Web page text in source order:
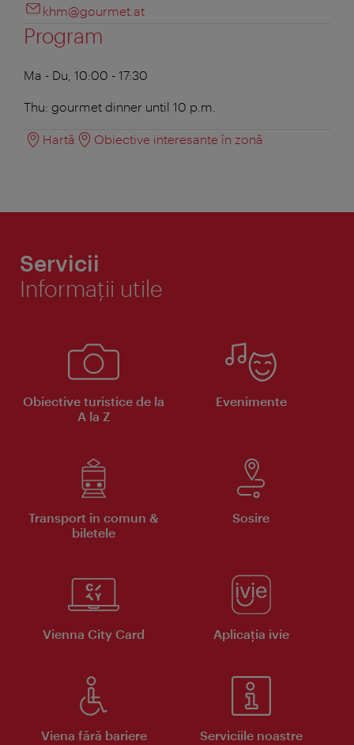
khm@gourmet.at
Program
Ma - Du, 10:00 - 17:30
Thu: gourmet dinner until 10 p.m.
Hartă Obiective interesante în zonă
Servicii
Informaţii utile
Obiective turistice de la
A la Z
Evenimente
Transport în comun &
biletele
Sosire
Vienna City Card Aplicaţia ivie
Viena fără bariere Serviciile noastre